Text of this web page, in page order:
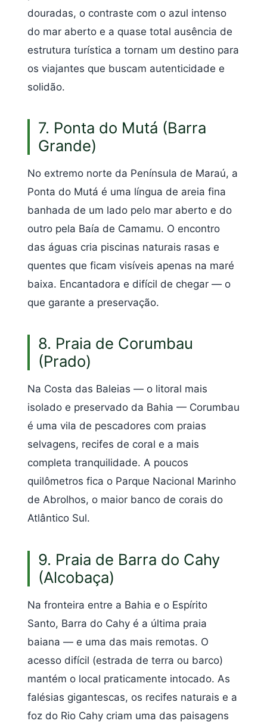
douradas, o contraste com o azul intenso
do mar aberto e a quase total ausência de
estrutura turística a tornam um destino para
os viajantes que buscam autenticidade e
solidão.
7. Ponta do Mutá (Barra
Grande)
No extremo norte da Península de Maraú, a
Ponta do Mutá é uma língua de areia fina
banhada de um lado pelo mar aberto e do
outro pela Baía de Camamu. O encontro
das águas cria piscinas naturais rasas e
quentes que ficam visíveis apenas na maré
baixa. Encantadora e difícil de chegar — o
que garante a preservação.
8. Praia de Corumbau
(Prado)
Na Costa das Baleias — o litoral mais
isolado e preservado da Bahia — Corumbau
é uma vila de pescadores com praias
selvagens, recifes de coral e a mais
completa tranquilidade. A poucos
quilômetros fica o Parque Nacional Marinho
de Abrolhos, o maior banco de corais do
Atlântico Sul.
9. Praia de Barra do Cahy
(Alcobaça)
Na fronteira entre a Bahia e o Espírito
Santo, Barra do Cahy é a última praia
baiana — e uma das mais remotas. O
acesso difícil (estrada de terra ou barco)
mantém o local praticamente intocado. As
falésias gigantescas, os recifes naturais e a
foz do Rio Cahy criam uma das paisagens